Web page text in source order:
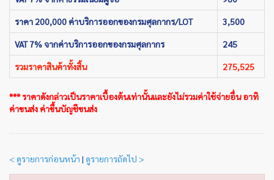
ราคา 200,000 ค่าบริการออกของกรมศุลกากร/LOT 3,500
VAT 7% จากค่าบริการออกของกรมศุลกากร 245
รวมราคาสินค้าทั้งสิ้น 275,525
*** ราคาดังกล่าวเป็นราคาเบื้องต้นเท่านั้นและยังไม่รวมค่าใช้จ่ายอื่น อาทิ
ค่าขนส่ง ค่าขึ้นบัญชีขนส่ง
< ดูรายการก่อนหน้า | ดูรายการถัดไป >